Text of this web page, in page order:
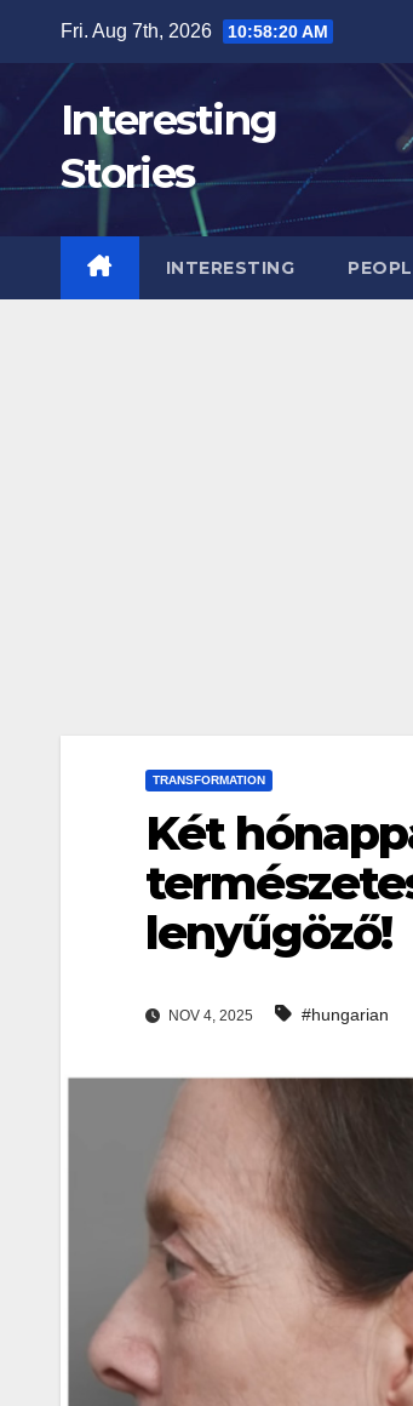
content
Fri. Aug 7th, 2026 10:58:21 AM
Interesting
Stories
INTERESTING
TRANSFORMATION
Két
lenyűgöző!
NOV 4, 2025 #hungarian